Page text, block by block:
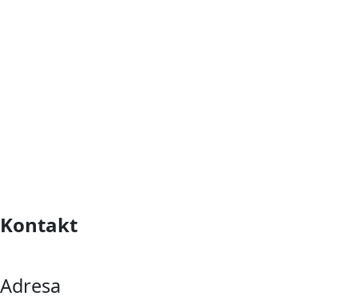
Kontakt
Adresa